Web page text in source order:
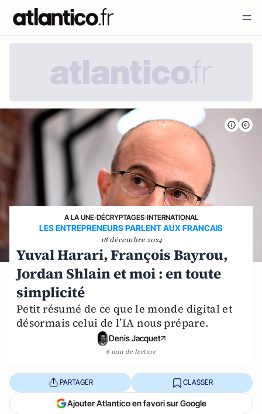
A LA UNE›DÉCRYPTAGES›INTERNATIONAL
LES ENTREPRENEURS PARLENT AUX FRANCAIS
16 décembre 2024
Yuval Harari, François Bayrou,
Jordan Shlain et moi : en toute
simplicité
Petit résumé de ce que le monde digital et
désormais celui de l’IA nous prépare.
Denis Jacquet
6 min de lecture
PARTAGER CLASSER
Ajouter Atlantico en favori sur Google